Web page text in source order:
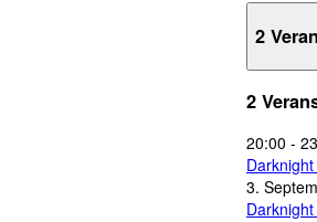
2
2
20:00 -
3.